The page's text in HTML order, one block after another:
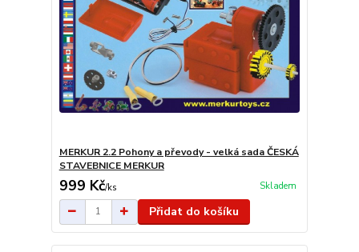
MERKUR 2.2 Pohony a převody - velká sada ČESKÁ
STAVEBNICE MERKUR
999 Kč/ks Skladem
Přidat do košíku